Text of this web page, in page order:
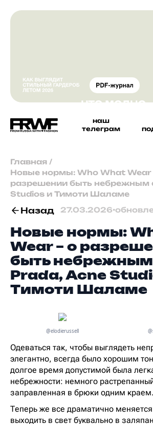
наш
телеграм
Главная /
Новые нормы: Who What Wear
разрешении быть небрежным
Studios и Тимоти Шаламе
Назад 27.03.2026•
Новые нормы:
Wear – о
быть небрежным
Prada, Acne
Тимоти Шаламе
@elodierussell
Одеваться так, чтобы выглядеть
элегантно, всегда было хорошим
долгое время допустимой была
небрежности: немного
заправленная в брюки одним краем.
Теперь же все драматично
выходить в свет буквально в